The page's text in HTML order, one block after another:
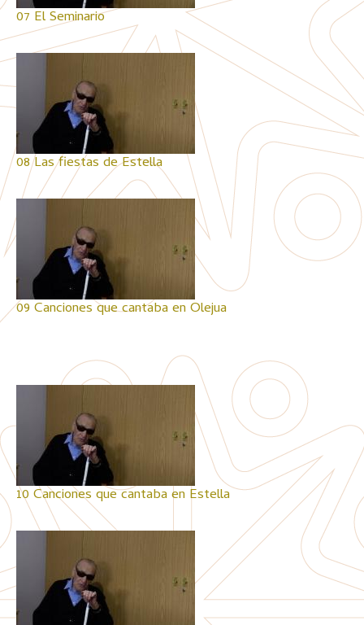
07 El Seminario
08 Las fiestas de Estella
09 Canciones que cantaba en Olejua
10 Canciones que cantaba en Estella